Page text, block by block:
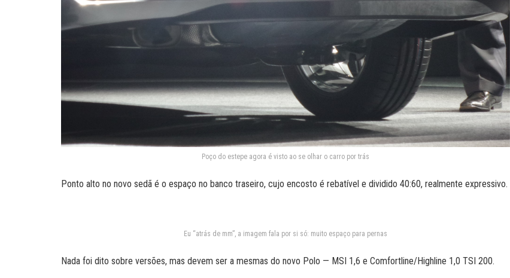
Poço do estepe agora é visto ao se olhar o carro por trás
Ponto alto no novo sedã é o espaço no banco traseiro, cujo encosto é rebatível e dividido 40:60, realmente expressivo.
Eu “atrás de mm”, a imagem fala por si só: muito espaço para pernas
Nada foi dito sobre versões, mas devem ser a mesmas do novo Polo — MSI 1,6 e Comfortline/Highline 1,0 TSI 200.